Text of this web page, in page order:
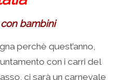
bambini
perchè quest’anno,
con i carri del
ci sarà un carnevale